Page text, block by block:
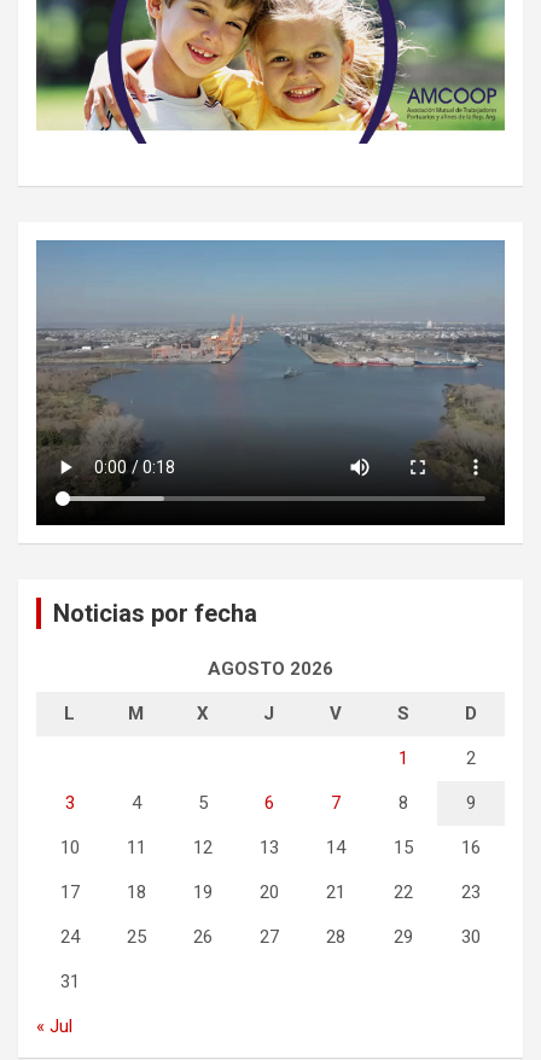
Noticias por fecha
AGOSTO 2026
L M X J V S D
1 2
3 4 5 6 7 8 9
10 11 12 13 14 15 16
17 18 19 20 21 22 23
24 25 26 27 28 29 30
31
« Jul